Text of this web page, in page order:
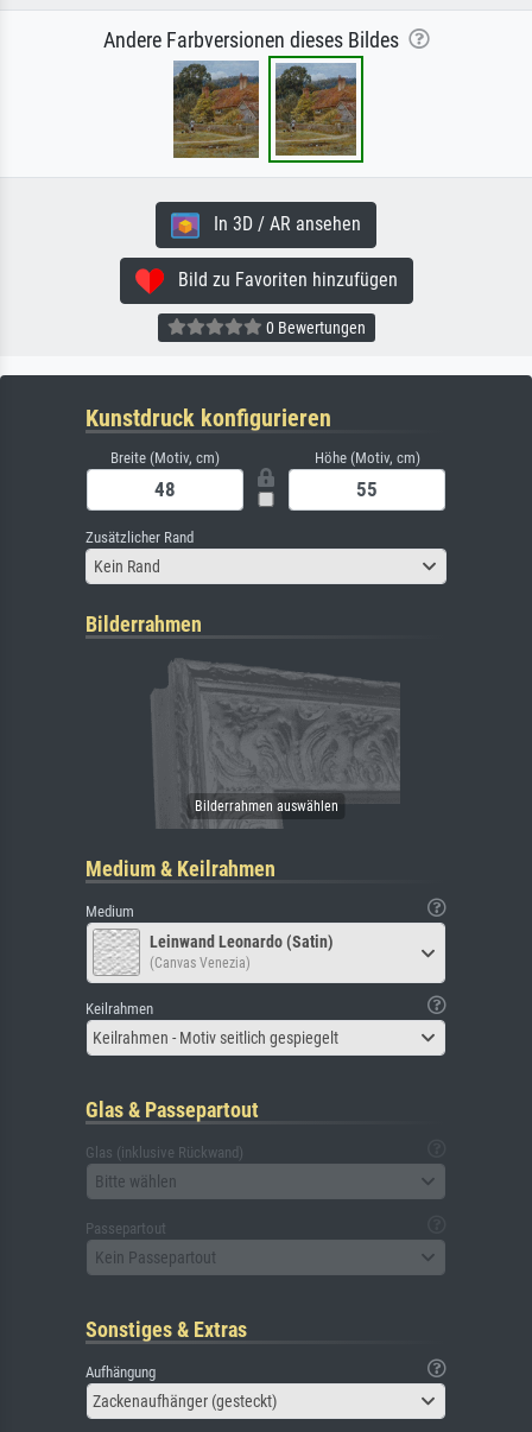
Andere Farbversionen dieses Bildes
In 3D / AR ansehen
Bild zu Favoriten hinzufügen
0 Bewertungen
Kunstdruck konfigurieren
Breite (Motiv, cm) Höhe (Motiv, cm)
Zusätzlicher Rand
Kein Rand
Bilderrahmen
Medium & Keilrahmen
Medium
Leinwand Leonardo (Satin)
(Canvas Venezia)
Keilrahmen
Keilrahmen - Motiv seitlich gespiegelt
Glas & Passepartout
Glas (inklusive Rückwand)
Bitte wählen
Passepartout
Kein Passepartout
Sonstiges & Extras
Aufhängung
Zackenaufhänger (gesteckt)